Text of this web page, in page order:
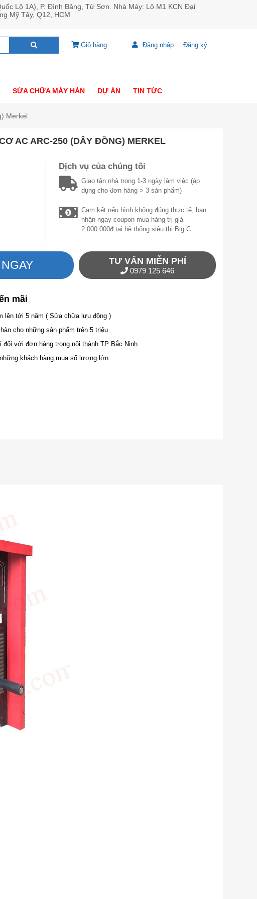
Lộ 1A), P. Đình Bảng, Từ Sơn. Nhà Máy: Lô M1 KCN Đại
Mỹ Tây, Q12, HCM
Giỏ hàng Đăng nhập Đăng ký
SỬA CHỮA MÁY HÀN DỰ ÁN TIN TỨC
Merkel
AC ARC-250 (DÂY ĐỒNG) MERKEL
Dịch vụ của chúng tôi
Giao tận nhà trong 1-3 ngày làm việc (áp
dụng cho đơn hàng > 3 sản phẩm)
Cam kết nếu hình không đúng thực tế, bạn
nhận ngay coupon mua hàng trị giá
2.000.000đ tại hệ thống siêu thị Big C.
TƯ VẤN MIỄN PHÍ
0979 125 646
mãi
lên tới 5 năm ( Sửa chữa lưu động )
cho những sản phẩm trên 5 triệu
đối với đơn hàng trong nội thành TP Bắc Ninh
khách hàng mua số lượng lớn